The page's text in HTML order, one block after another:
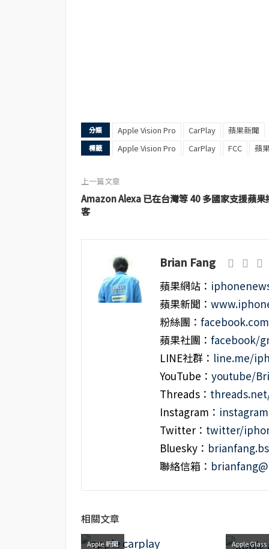
分類 Apple Vision Pro CarPlay 蘋果新聞
標籤 Apple Vision Pro CarPlay FCC 蘋
上一篇文章
Amazon Alexa 已在台灣等 40 多國家支援蘋果
客
Brian Fang
蘋果網站：
蘋果新聞：
粉絲團：
蘋果社團： facebook/
LINE社群： line.me/
YouTube： youtube/
Threads：
Instagram：
Twitter： twitter/
Bluesky：
聯絡信箱：
相關文章
Apple 新聞 Apple Glass